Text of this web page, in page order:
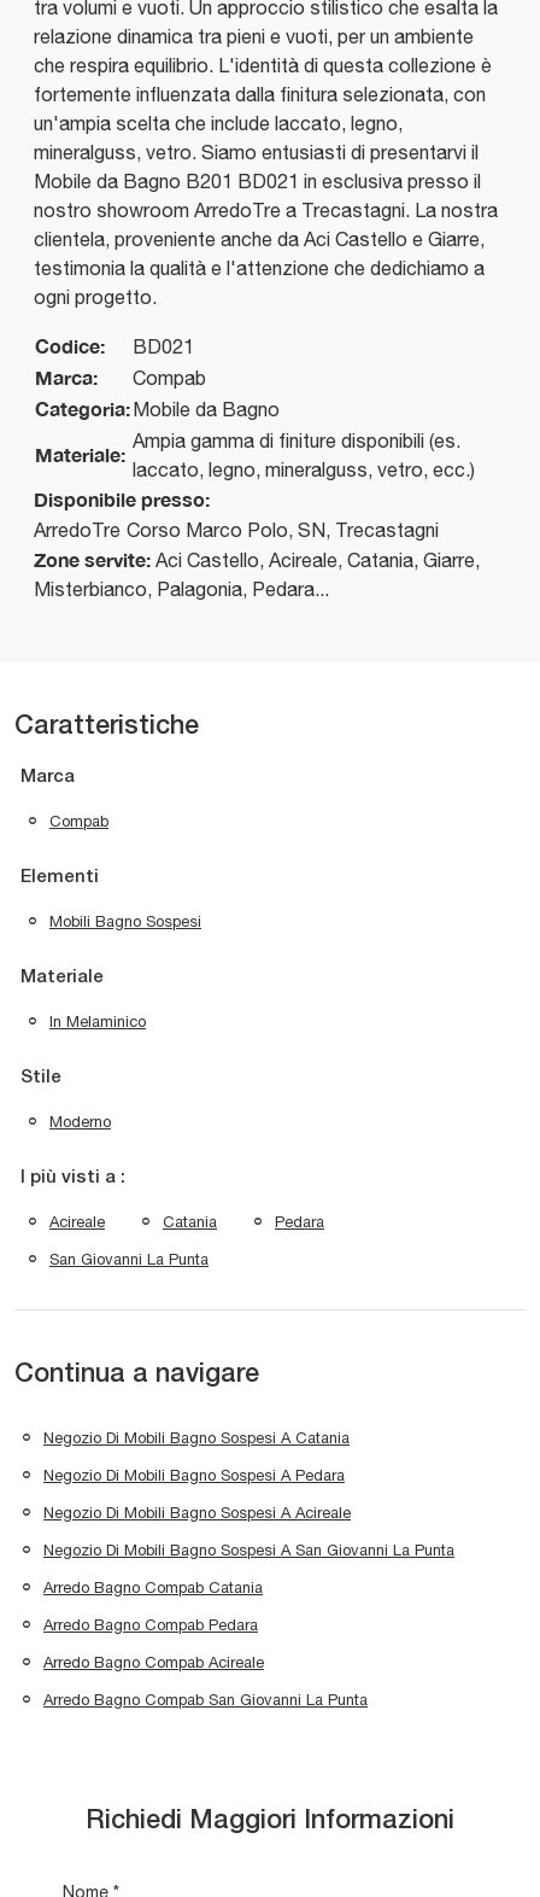
tra volumi e vuoti. Un approccio stilistico che esalta la
relazione dinamica tra pieni e vuoti, per un ambiente
che respira equilibrio. L'identità di questa collezione è
fortemente influenzata dalla finitura selezionata, con
un'ampia scelta che include laccato, legno,
mineralguss, vetro. Siamo entusiasti di presentarvi il
Mobile da Bagno B201 BD021 in esclusiva presso il
nostro showroom ArredoTre a Trecastagni. La nostra
clientela, proveniente anche da Aci Castello e Giarre,
testimonia la qualità e l'attenzione che dedichiamo a
ogni progetto.
Codice: BD021
Marca: Compab
Categoria:Mobile da Bagno
Materiale:
Ampia gamma di finiture disponibili (es.
laccato, legno, mineralguss, vetro, ecc.)
Disponibile presso:
ArredoTre Corso Marco Polo, SN, Trecastagni
Zone servite: Aci Castello, Acireale, Catania, Giarre,
Misterbianco, Palagonia, Pedara...
Caratteristiche
Marca
Compab
Elementi
Mobili Bagno Sospesi
Materiale
In Melaminico
Stile
Moderno
I più visti a :
Acireale Catania Pedara
San Giovanni La Punta
Continua a navigare
Negozio Di Mobili Bagno Sospesi A Catania
Negozio Di Mobili Bagno Sospesi A Pedara
Negozio Di Mobili Bagno Sospesi A Acireale
Negozio Di Mobili Bagno Sospesi A San Giovanni La Punta
Arredo Bagno Compab Catania
Arredo Bagno Compab Pedara
Arredo Bagno Compab Acireale
Arredo Bagno Compab San Giovanni La Punta
Richiedi Maggiori Informazioni